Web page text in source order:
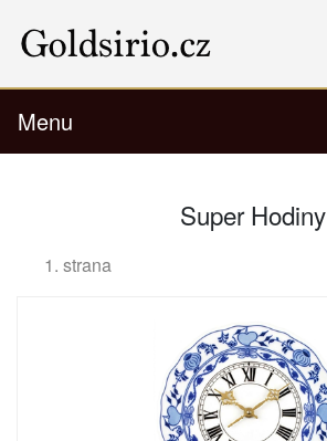
Menu
Super Hodiny
1. strana